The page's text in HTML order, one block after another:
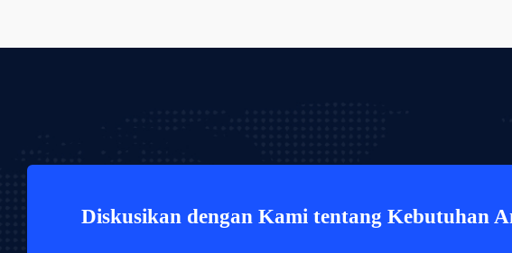
Diskusikan dengan Kami tentang Kebutuhan